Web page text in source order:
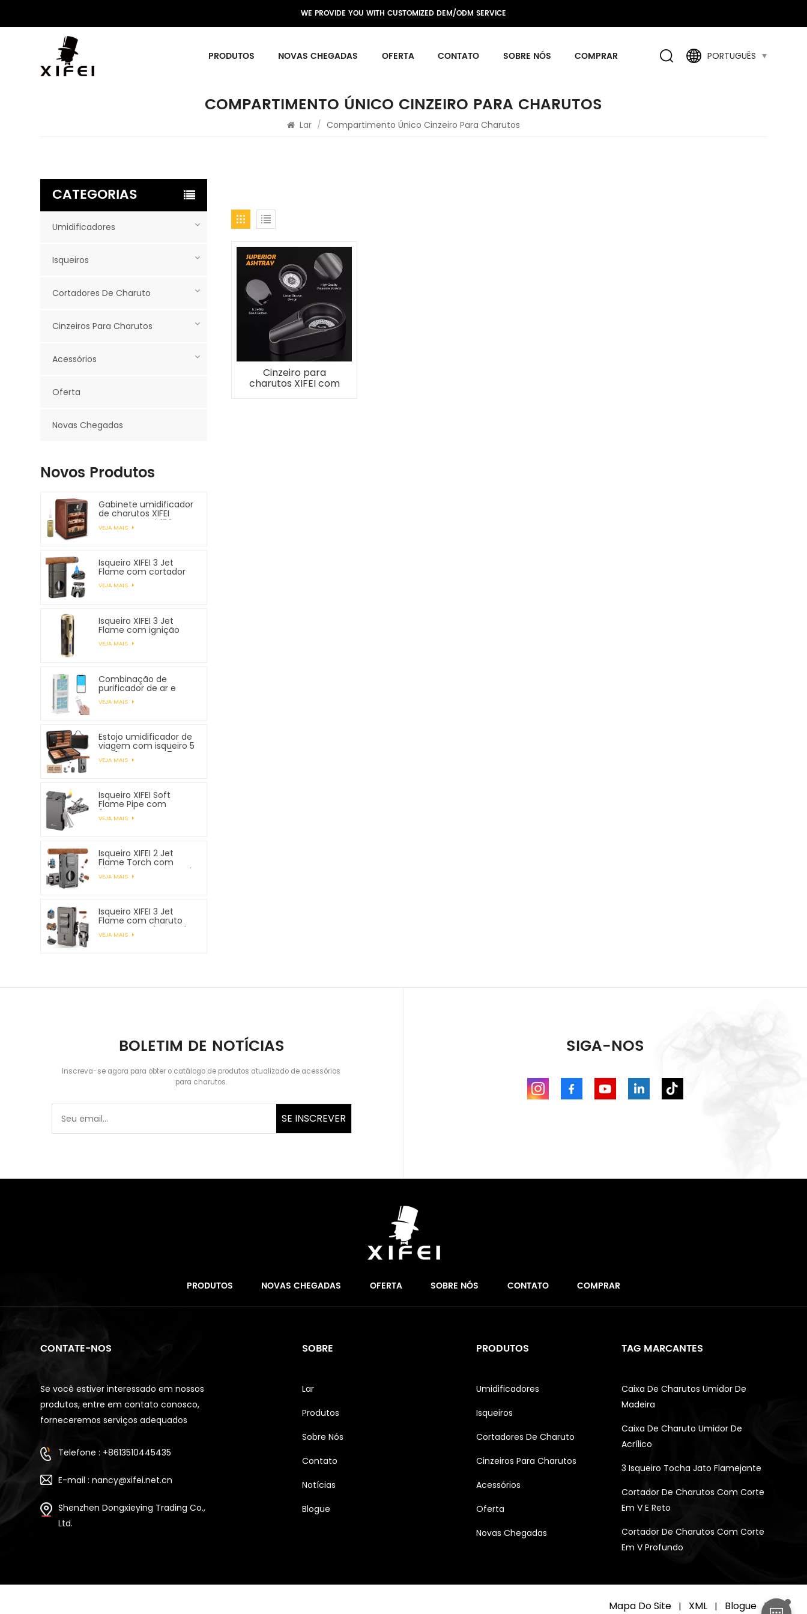
WE PROVIDE YOU WITH CUSTOMIZED DEM/ODM SERVICE
PRODUTOS NOVAS CHEGADAS OFERTA CONTATO SOBRE NÓS COMPRAR PORTUGUÊS
COMPARTIMENTO ÚNICO CINZEIRO PARA CHARUTOS
Lar / Compartimento Único Cinzeiro Para Charutos
Cinzeiro para
charutos XIFEI com
CATEGORIAS
Umidificadores
Isqueiros
Cortadores De Charuto
Cinzeiros Para Charutos
Acessórios
Oferta
Novas Chegadas
Novos Produtos
Gabinete umidificador
de charutos XIFEI
comporta até 150
charutos
VEJA MAIS
Isqueiro XIFEI 3 Jet
Flame com cortador
VEJA MAIS
Isqueiro XIFEI 3 Jet
Flame com ignição
VEJA MAIS
Combinação de
purificador de ar e
umidificador XIFEI
VEJA MAIS
Estojo umidificador de
viagem com isqueiro 5
em 1, comporta 7
charutos
VEJA MAIS
Isqueiro XIFEI Soft
Flame Pipe com
ferramentas para
tubos
VEJA MAIS
Isqueiro XIFEI 2 Jet
Flame Torch com
charuto Vcutter Punch
Stand Draw Enhancer
VEJA MAIS
Isqueiro XIFEI 3 Jet
Flame com charuto
Vcutter Punch Stand
Draw Enhancer
VEJA MAIS
BOLETIM DE NOTÍCIAS
Inscreva-se agora para obter o catálogo de produtos atualizado de acessórios
para charutos.
SE INSCREVER
SIGA-NOS
PRODUTOS NOVAS CHEGADAS OFERTA SOBRE NÓS CONTATO COMPRAR
CONTATE-NOS
Se você estiver interessado em nossos
produtos, entre em contato conosco,
forneceremos serviços adequados
Telefone : +8613510445435
E-mail : nancy@xifei.net.cn
Shenzhen Dongxieying Trading Co.,
Ltd.
SOBRE
Lar
Produtos
Sobre Nós
Contato
Notícias
Blogue
PRODUTOS
Umidificadores
Isqueiros
Cortadores De Charuto
Cinzeiros Para Charutos
Acessórios
Oferta
Novas Chegadas
TAG MARCANTES
Caixa De Charutos Umidor De
Madeira
Caixa De Charuto Umidor De
Acrílico
3 Isqueiro Tocha Jato Flamejante
Cortador De Charutos Com Corte
Em V E Reto
Cortador De Charutos Com Corte
Em V Profundo
Mapa Do Site | XML | Blogue |